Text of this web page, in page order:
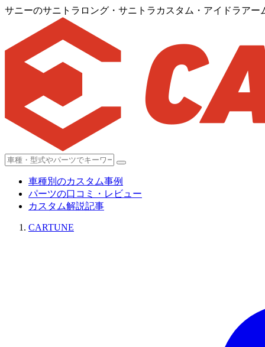
サニーのサニトラロング・サニトラカスタム・アイドラア
車種別のカスタム事例
パーツの口コミ・レビュー
カスタム解説記事
CARTUNE